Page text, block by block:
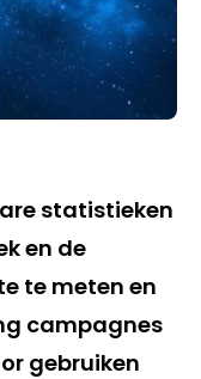
statistieken
en de
te meten en
campagnes
gebruiken